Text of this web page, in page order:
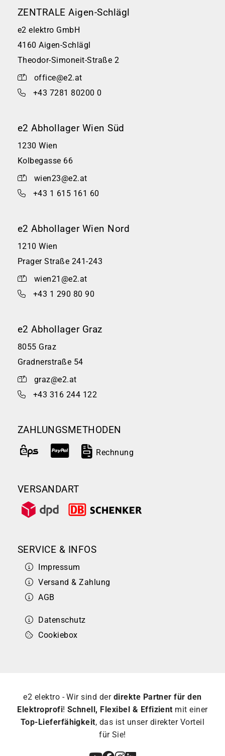
ZENTRALE Aigen-Schlägl
e2 elektro GmbH
4160 Aigen-Schlägl
Theodor-Simoneit-Straße 2
office@e2.at
+43 7281 80200 0
e2 Abhollager Wien Süd
1230 Wien
Kolbegasse 66
wien23@e2.at
+43 1 615 161 60
e2 Abhollager Wien Nord
1210 Wien
Prager Straße 241-243
wien21@e2.at
+43 1 290 80 90
e2 Abhollager Graz
8055 Graz
Gradnerstraße 54
graz@e2.at
+43 316 244 122
ZAHLUNGSMETHODEN
Rechnung
VERSANDART
SERVICE & INFOS
Impressum
Versand & Zahlung
AGB
Datenschutz
Cookiebox
e2 elektro - Wir sind der direkte Partner für den
Elektroprofi! Schnell, Flexibel & Effizient mit einer
Top-Lieferfähigkeit, das ist unser direkter Vorteil
für Sie!